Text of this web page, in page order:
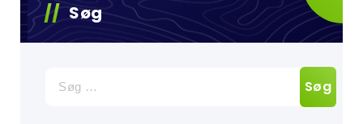
Søg
efter: